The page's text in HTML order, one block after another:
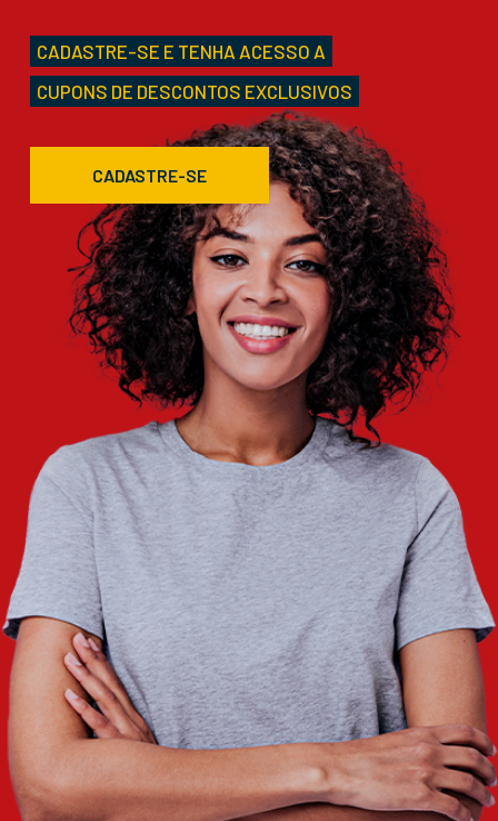
CADASTRE-SE E TENHA ACESSO A
CUPONS DE DESCONTOS EXCLUSIVOS
CADASTRE-SE